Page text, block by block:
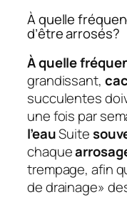
À quelle
d’être arrosés?
À quelle
grandissant,
succulentes
une fois par
l’eauSuite
chaque
trempage, afin
de drainage»